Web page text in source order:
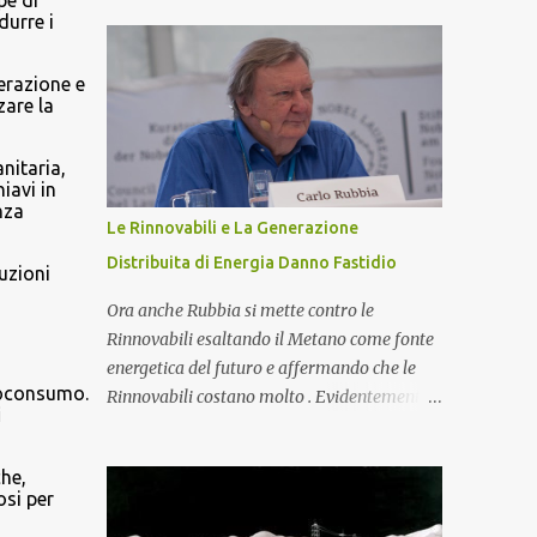
i
e
la
in
per
sono protoni e neutroni nel nucleo atomico...
fondamentali per garantire l'efficienza e
l'ottimizzazione dell'intero sistema è il
toroide o meter . Questo componente, spesso
sottovalutato, gioca un ruolo cruciale nella
gestione dell'energia prodotta e accumulata,
contribuendo significativamente a
migliorare le prestazioni complessive
esploreremo nel dettaglio l'importanza del
toroide negli impianti fotovoltaici con
accumulo di energia, come funziona, e
perché è essenziale per ottimizzare il
rendimento energetico. Approfondiremo
dell'intero sistema. Cos'è un Toroide o Meter
dispositivo el...
Le Rinnovabili e La Generazione
Distribuita di Energia Danno Fastidio
Ora anche Rubbia si mette contro le
Rinnovabili esaltando il Metano come fonte
energetica del futuro e affermando che le
Rinnovabili costano molto . Evidentemente